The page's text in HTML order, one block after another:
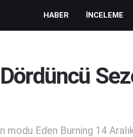
HABER İNCELEME
modu Eden Burning 14